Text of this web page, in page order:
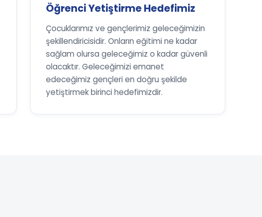
Öğrenci Yetiştirme Hedefimiz
Çocuklarımız ve gençlerimiz geleceğimizin
şekillendiricisidir. Onların eğitimi ne kadar
sağlam olursa geleceğimiz o kadar güvenli
olacaktır. Geleceğimizi emanet
edeceğimiz gençleri en doğru şekilde
yetiştirmek birinci hedefimizdir.